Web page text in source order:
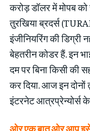
करोड़ डॉलर में मोपब को
तुरखिया ब्रदर्स
इंजीनियरिंग की डिग्री
बेहतरीन कोडर हैं. इन
दम पर बिना किसी की
कर दिया. आज इन दोनों
इंटरनेट आत्रप्रेन्योर्स
ओर एक बात ओर आप इसे